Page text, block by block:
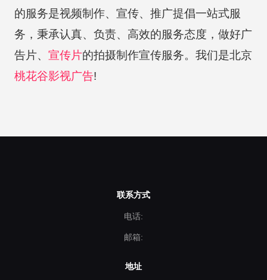
的服务是视频制作、宣传、推广提倡一站式服
务，秉承认真、负责、高效的服务态度，做好广
告片、 宣传片的拍摄制作宣传服务。我们是北京
桃花谷影视广告!
联系方式
电话:
邮箱:
地址